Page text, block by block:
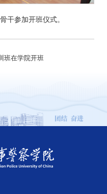
干参加开班仪式。
班在学院开班